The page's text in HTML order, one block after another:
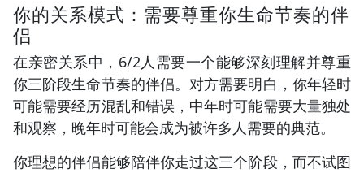
你的关系模式：需要尊重你生命节奏的伴
侣
在亲密关系中，6/2人需要一个能够深刻理解并尊重
你三阶段生命节奏的伴侣。对方需要明白，你年轻时
可能需要经历混乱和错误，中年时可能需要大量独处
和观察，晚年时可能会成为被许多人需要的典范。
你理想的伴侣能够陪伴你走过这三个阶段，而不试图